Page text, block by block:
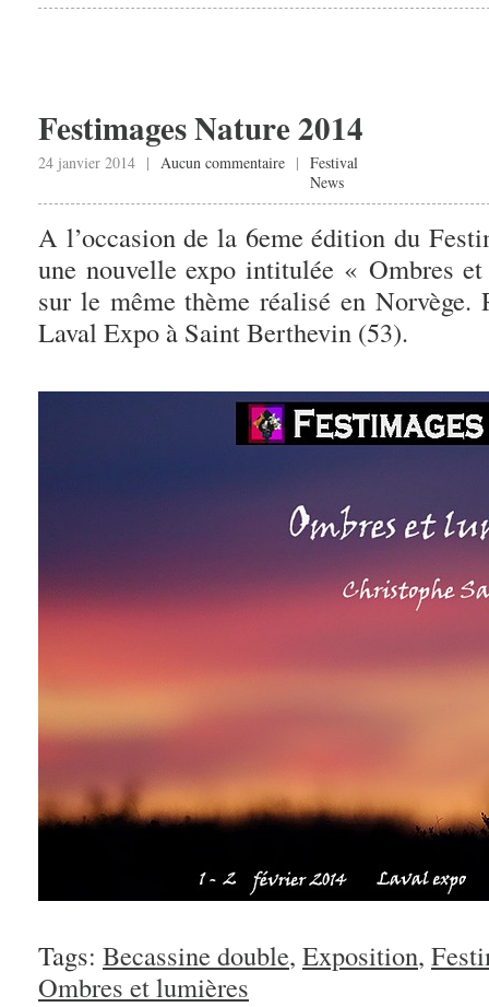
Festimages Nature 2014
24 janvier 2014 | Aucun commentaire | Festival
News
A l’occasion de la 6eme édition du
une nouvelle expo intitulée « Ombres
sur le même thème réalisé en
Laval Expo à Saint Berthevin (53).
Tags: Becassine double, Exposition,
Ombres et lumières